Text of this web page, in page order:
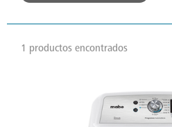
1 productos encontrados